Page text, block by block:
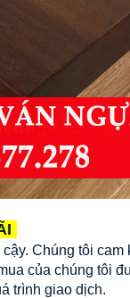
Chúng tôi
của chúng tôi
trình giao dịch.